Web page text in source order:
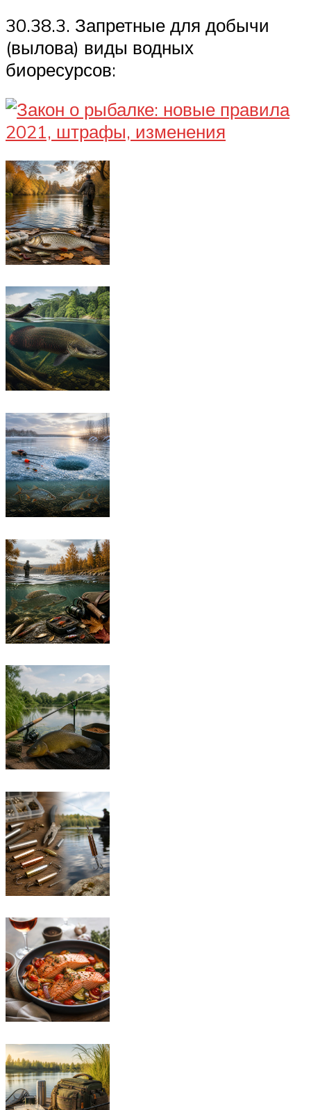
30.38.3. Запретные для добычи
(вылова) виды водных
биоресурсов: